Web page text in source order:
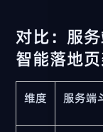
对比：服
智能落地
维度 服务端